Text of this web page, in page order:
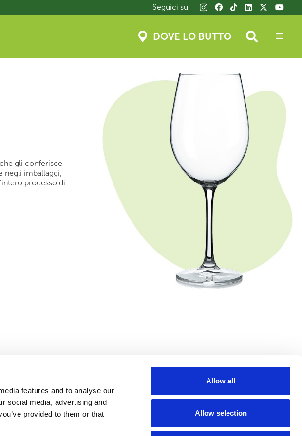
features and to analyse our
social media, advertising and
provided to them or that
Allow all
Allow selection
Seguici su:
DOVE LO BUTTO
gli conferisce
negli imballaggi,
processo di